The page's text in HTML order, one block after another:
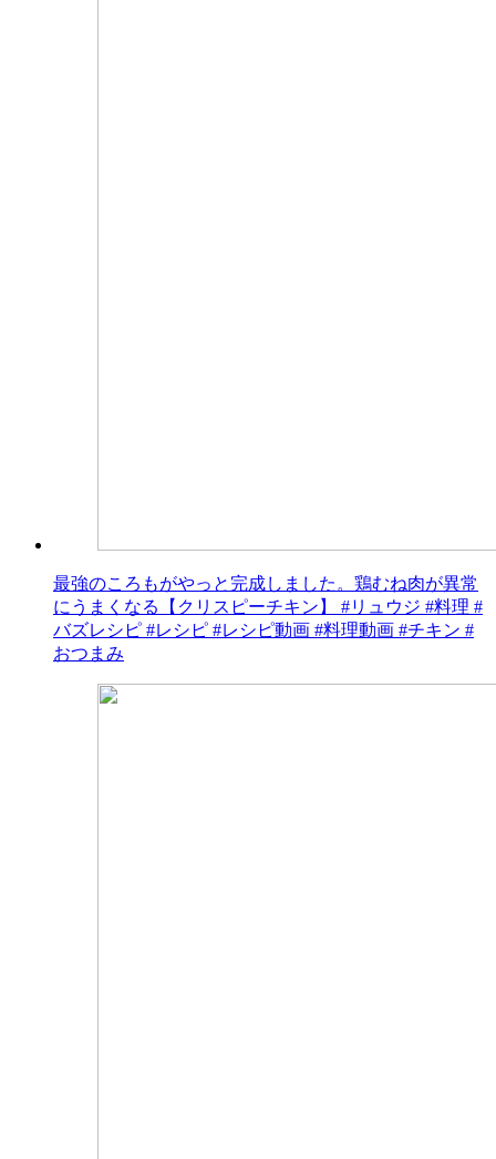
最強のころもがやっと完成しました。鶏むね肉が異常
にうまくなる【クリスピーチキン】 #リュウジ #料理 #
バズレシピ #レシピ #レシピ動画 #料理動画 #チキン #
おつまみ